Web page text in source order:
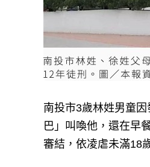
南投市3歲林姓男童
巴」叫喚他，還在早
審結，依凌虐未滿18